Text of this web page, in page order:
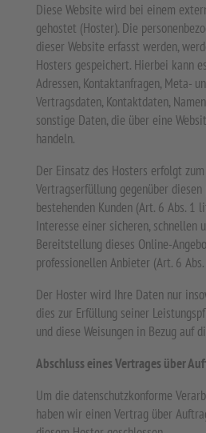
Diese Website wird bei einem
gehostet (Hoster). Die
dieser Website erfasst werden,
Hosters gespeichert. Hierbei kann
Adressen, Kontaktanfragen, Meta-
Vertragsdaten, Kontaktdaten,
sonstige Daten, die über eine
handeln.
Der Einsatz des Hosters erfolgt
Vertragserfüllung gegenüber
bestehenden Kunden (Art. 6 Abs. 1
Interesse einer sicheren, schnellen
Bereitstellung dieses Online-
professionellen Anbieter (Art. 6
Der Hoster wird Ihre Daten nur
dies zur Erfüllung seiner
und diese Weisungen in Bezug auf
Abschluss eines Vertrages über
Um die datenschutzkonforme
haben wir einen Vertrag über